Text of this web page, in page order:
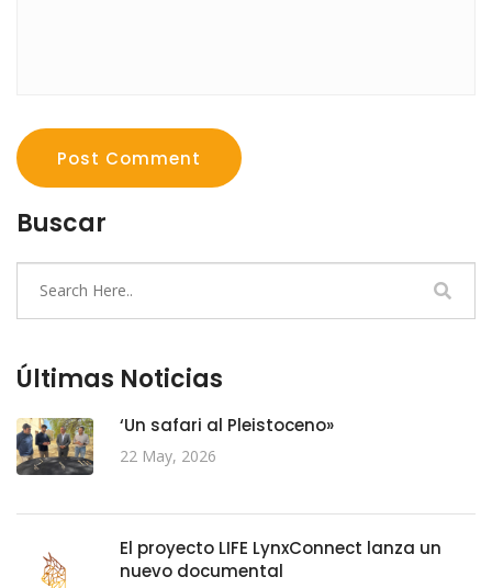
Post Comment
Buscar
Últimas Noticias
‘Un safari al Pleistoceno»
22 May, 2026
El proyecto LIFE LynxConnect lanza un
nuevo documental